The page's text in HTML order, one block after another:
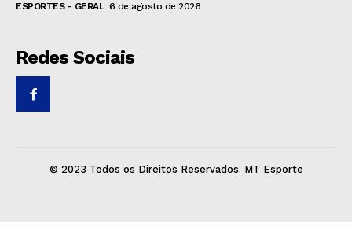
ESPORTES - GERAL 6 de agosto de 2026
Redes Sociais
© 2023 Todos os Direitos Reservados. MT Esporte